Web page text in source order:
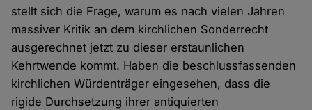
stellt sich die Frage, warum es nach vielen Jahren
massiver Kritik an dem kirchlichen Sonderrecht
ausgerechnet jetzt zu dieser erstaunlichen
Kehrtwende kommt. Haben die beschlussfassenden
kirchlichen Würdenträger eingesehen, dass die
rigide Durchsetzung ihrer antiquierten